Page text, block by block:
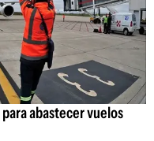
abastecer vuelos